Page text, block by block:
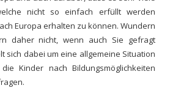
nicht so einfach erfüllt werden
Europa erhalten zu können. Wundern
daher nicht, wenn auch Sie gefragt
sich dabei um eine allgemeine Situation
Kinder nach Bildungsmöglichkeiten